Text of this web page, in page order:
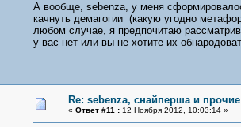
А вообще, sebenza, у меня
качнуть демагогии (какую угодно
любом случае, я предпочитаю
у вас нет или вы не хотите их
Re: sebenza, снайперша и
« Ответ #11 :12 Ноября 2012, 10:03:14 »